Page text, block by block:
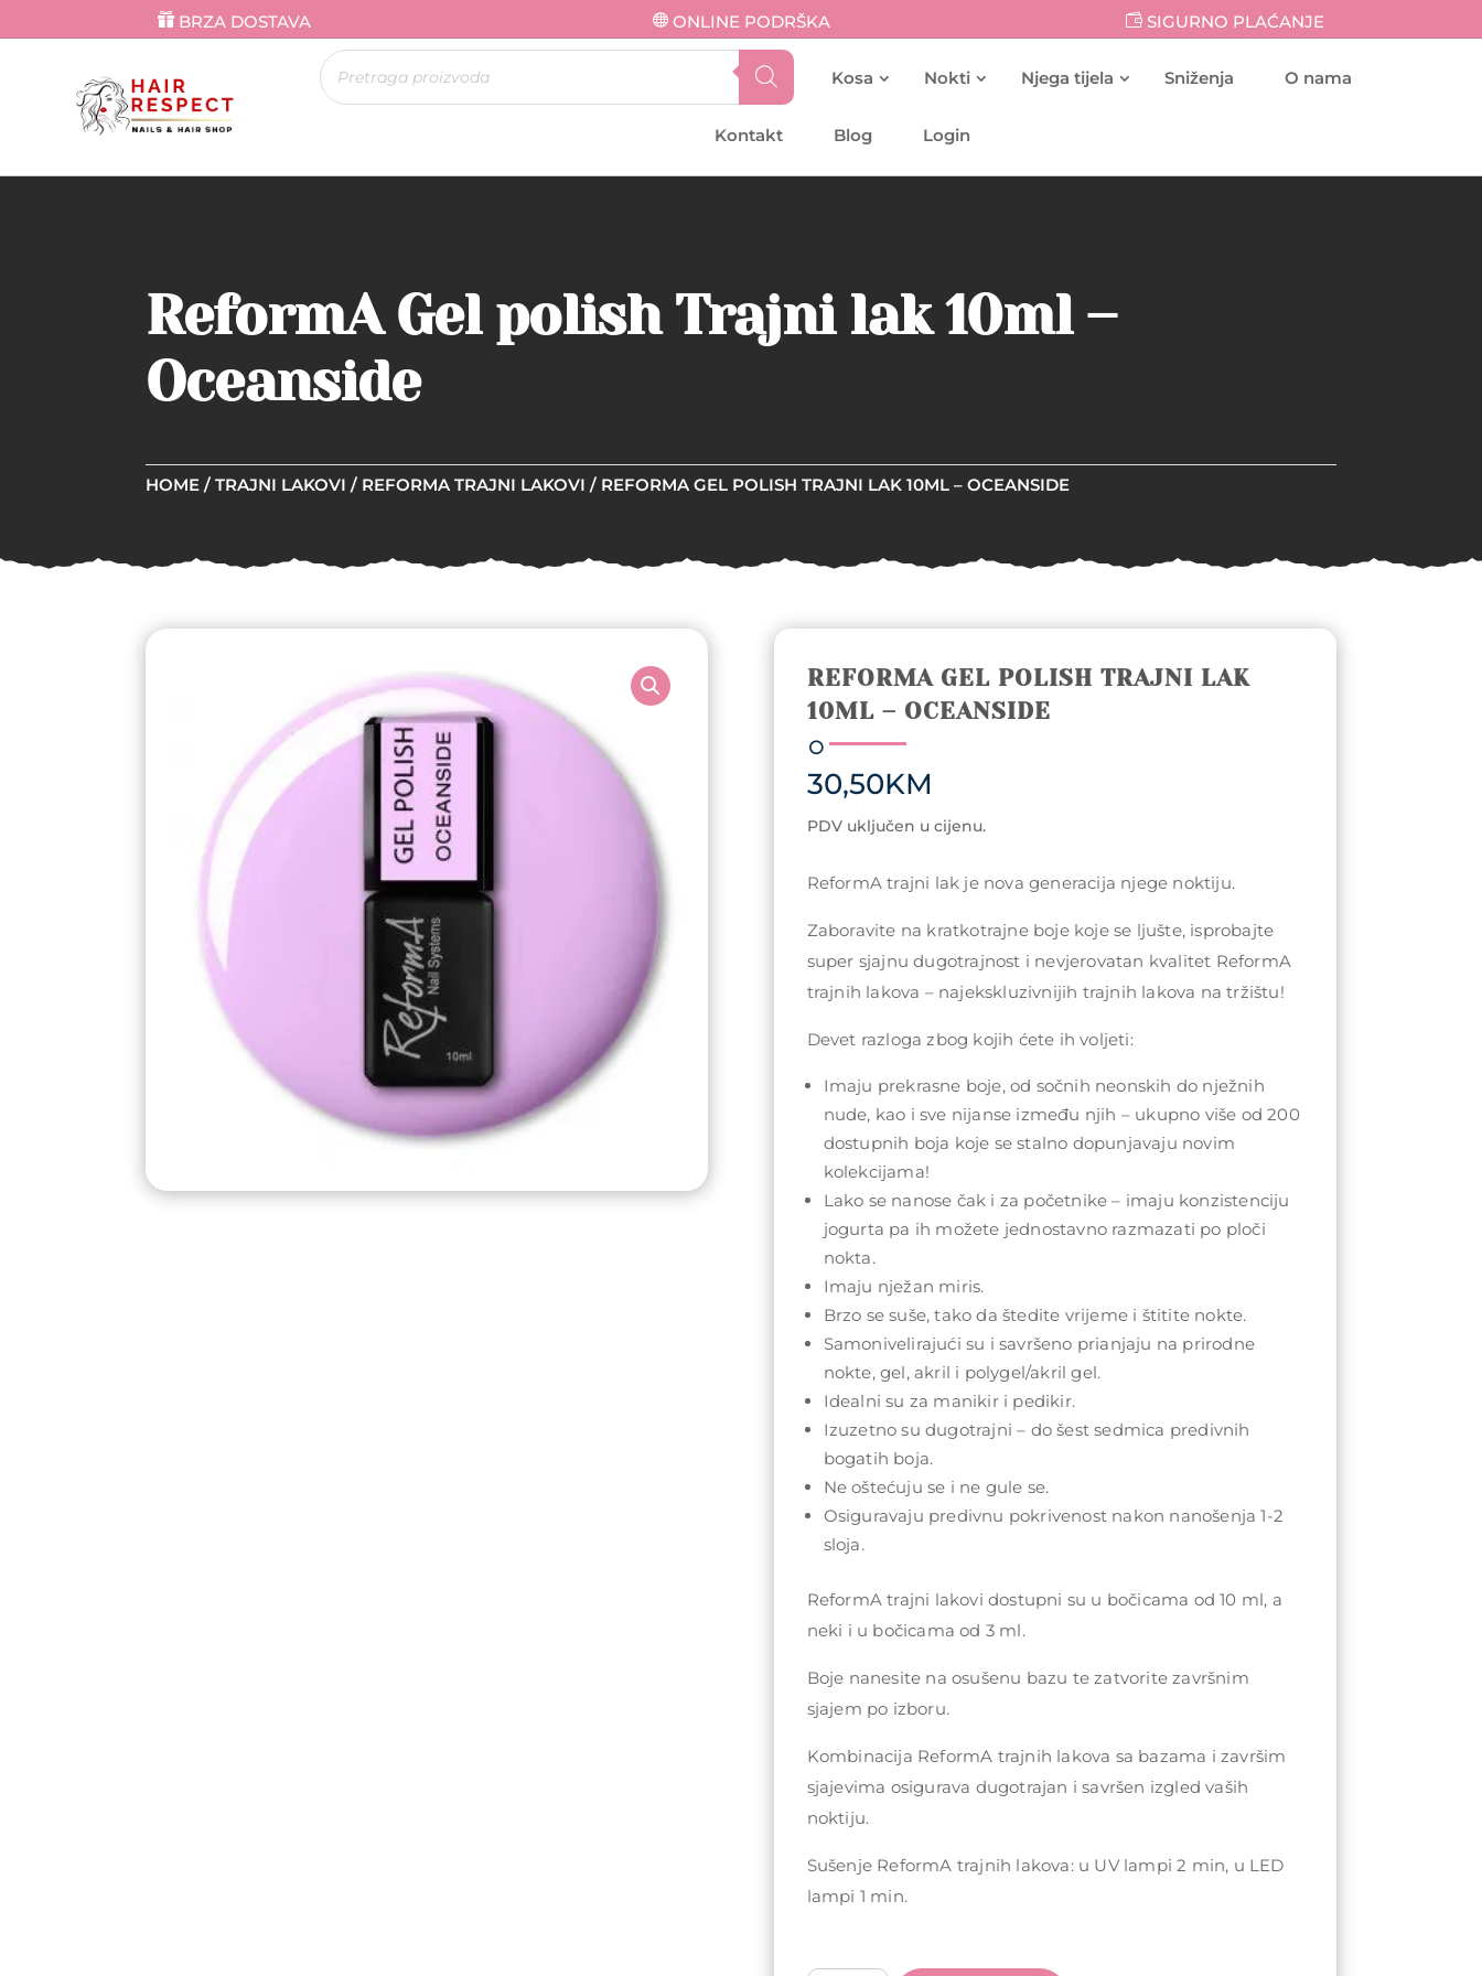
BRZA DOSTAVA ONLINE PODRŠKA SIGURNO PLAĆANJE
Products
search Kosa Nokti Njega tijela Sniženja O nama
Kontakt Blog Login
ReformA Gel polish Trajni lak 10ml –
Oceanside
HOME / TRAJNI LAKOVI / REFORMA TRAJNI LAKOVI / REFORMA GEL POLISH TRAJNI LAK 10ML – OCEANSIDE
REFORMA GEL POLISH TRAJNI LAK
10ML – OCEANSIDE
30,50KM
PDV uključen u cijenu.
ReformA trajni lak je nova generacija njege noktiju.
Zaboravite na kratkotrajne boje koje se ljušte, isprobajte
super sjajnu dugotrajnost i nevjerovatan kvalitet ReformA
trajnih lakova – najekskluzivnijih trajnih lakova na tržištu!
Devet razloga zbog kojih ćete ih voljeti:
Imaju prekrasne boje, od sočnih neonskih do nježnih
nude, kao i sve nijanse između njih – ukupno više od 200
dostupnih boja koje se stalno dopunjavaju novim
kolekcijama!
Lako se nanose čak i za početnike – imaju konzistenciju
jogurta pa ih možete jednostavno razmazati po ploči
nokta.
Imaju nježan miris.
Brzo se suše, tako da štedite vrijeme i štitite nokte.
Samonivelirajući su i savršeno prianjaju na prirodne
nokte, gel, akril i polygel/akril gel.
Idealni su za manikir i pedikir.
Izuzetno su dugotrajni – do šest sedmica predivnih
bogatih boja.
Ne oštećuju se i ne gule se.
Osiguravaju predivnu pokrivenost nakon nanošenja 1-2
sloja.
ReformA trajni lakovi dostupni su u bočicama od 10 ml, a
neki i u bočicama od 3 ml.
Boje nanesite na osušenu bazu te zatvorite završnim
sjajem po izboru.
Kombinacija ReformA trajnih lakova sa bazama i završim
sjajevima osigurava dugotrajan i savršen izgled vaših
noktiju.
Sušenje ReformA trajnih lakova: u UV lampi 2 min, u LED
lampi 1 min.